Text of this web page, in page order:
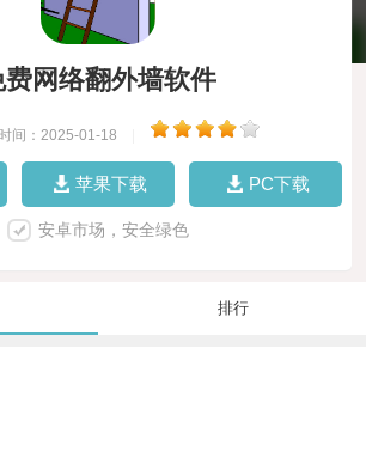
费网络翻外墙软件
时间：2025-01-18
苹果下载 PC下载
安卓市场，安全绿色
排行